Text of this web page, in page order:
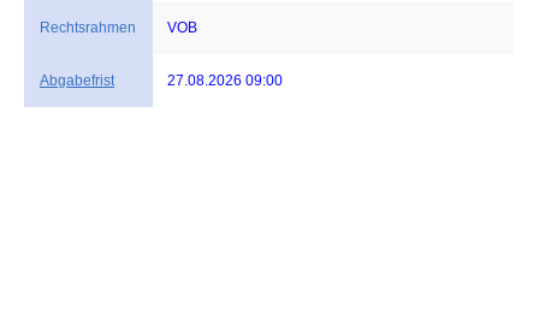
Rechtsrahmen VOB
Abgabefrist 27.08.2026 09:00